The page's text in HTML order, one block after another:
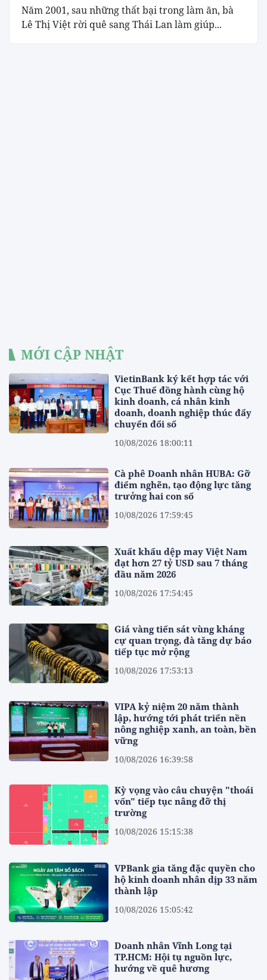
Năm 2001, sau những thất bại trong làm ăn, bà
Lê Thị Việt rời quê sang Thái Lan làm giúp...
MỚI CẬP NHẬT
VietinBank ký kết hợp tác với
Cục Thuế đồng hành cùng hộ
kinh doanh, cá nhân kinh
doanh, doanh nghiệp thúc đẩy
chuyển đổi số
10/08/2026 18:00:11
Cà phê Doanh nhân HUBA: Gỡ
điểm nghẽn, tạo động lực tăng
trưởng hai con số
10/08/2026 17:59:45
Xuất khẩu dệp may Việt Nam
đạt hơn 27 tỷ USD sau 7 tháng
đầu năm 2026
10/08/2026 17:54:45
Giá vàng tiến sát vùng kháng
cự quan trọng, đà tăng dự báo
tiếp tục mở rộng
10/08/2026 17:53:13
VIPA kỷ niệm 20 năm thành
lập, hướng tới phát triển nền
nông nghiệp xanh, an toàn, bền
vững
10/08/2026 16:39:58
Kỳ vọng vào câu chuyện "thoái
vốn" tiếp tục nâng đỡ thị
trường
10/08/2026 15:15:38
VPBank gia tăng đặc quyền cho
hộ kinh doanh nhân dịp 33 năm
thành lập
10/08/2026 15:05:42
Doanh nhân Vĩnh Long tại
TP.HCM: Hội tụ nguồn lực,
hướng về quê hương